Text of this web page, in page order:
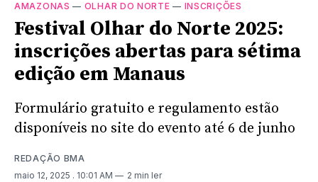
AMAZONAS — OLHAR DO NORTE — INSCRIÇÕES
Festival Olhar do Norte 2025:
inscrições abertas para sétima
edição em Manaus
Formulário gratuito e regulamento estão
disponíveis no site do evento até 6 de junho
REDAÇÃO BMA
maio 12, 2025 . 10:01 AM 2 min ler